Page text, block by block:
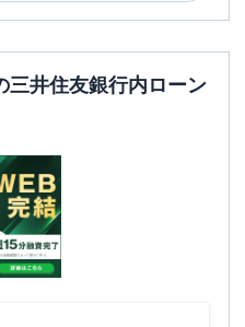
三井住友銀行内ローン